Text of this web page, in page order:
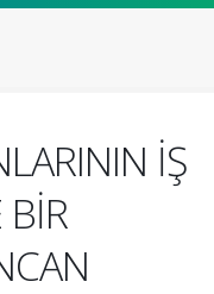
İŞ